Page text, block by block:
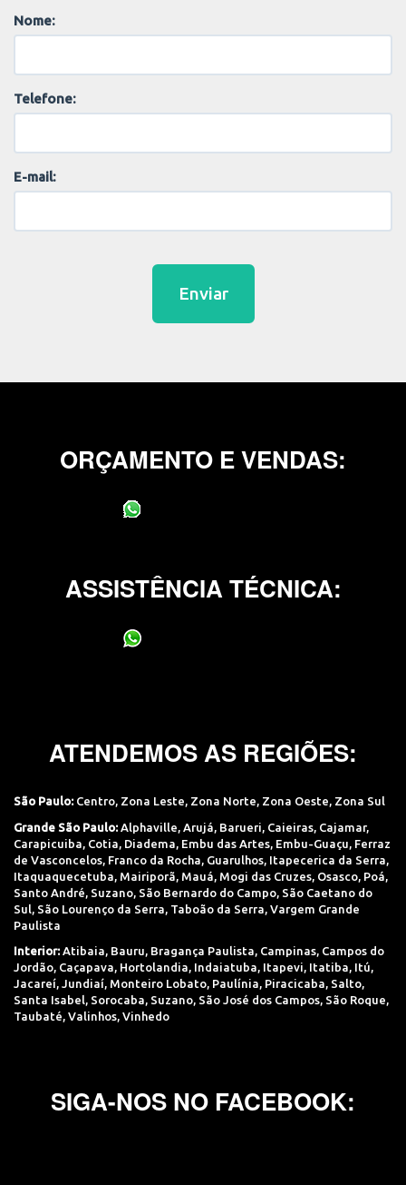
Nome:
Telefone:
E-mail:
Enviar
ORÇAMENTO E VENDAS:
ASSISTÊNCIA TÉCNICA:
ATENDEMOS AS REGIÕES:
São Paulo: Centro, Zona Leste, Zona Norte, Zona Oeste, Zona Sul
Grande São Paulo: Alphaville Arujá Barueri Caieiras Cajamar,
Carapicuiba Cotia Diadema Embu das Artes Embu-Guaçu Ferraz
de Vasconcelos Franco da Rocha Guarulhos Itapecerica da Serra
Itaquaquecetuba Mairiporã Mauá Mogi das Cruzes Osasco Poá
Santo André Suzano São Bernardo do Campo São Caetano do
Sul São Lourenço da Serra Taboão da Serra Vargem Grande
Paulista
Interior: Atibaia, Bauru, Bragança Paulista, Campinas, Campos do
Jordão, Caçapava, Hortolandia, Indaiatuba, Itapevi, Itatiba, Itú,
Jacareí, Jundiaí, Monteiro Lobato, Paulínia, Piracicaba, Salto,
Santa Isabel, Sorocaba, Suzano, São José dos Campos, São Roque,
Taubaté, Valinhos, Vinhedo
SIGA-NOS NO FACEBOOK: